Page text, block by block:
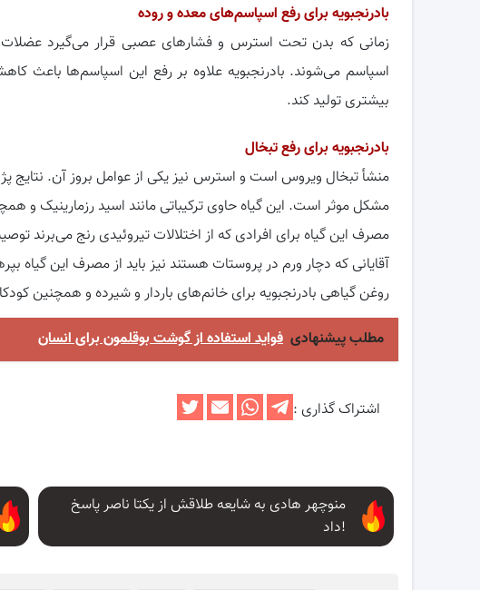
بادرنجبویه برای رفع اسپاسم‌های معده و روده
زمانی که بدن تحت استرس و فشارهای عصبی قرار می‌گیرد عضلات
اسپاسم می‌شوند. بادرنجبویه علاوه بر رفع این اسپاسم‌ها باعث
بیشتری تولید کند.
بادرنجبویه برای رفع تبخال
منشأ تبخال ویروس است و استرس نیز یکی از عوامل بروز آن. نتایج
مشکل موثر است. این گیاه حاوی ترکیباتی مانند اسید رزمارینیک
مصرف این گیاه برای افرادی که از اختلالات تیروئیدی رنج می‌برند
آقایانی که دچار ورم در پروستات هستند نیز باید از مصرف این گیاه
روغن گیاهی بادرنجبویه برای خانم‌های باردار و شیرده و همچنین
مطلب پیشنهادی فواید استفاده از گوشت بوقلمون برای انسان
اشتراک گذاری :
منوچهر هادی به شایعه طلاقش از یکتا ناصر پاسخ
داد!